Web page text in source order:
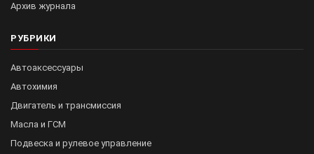
Архив журнала
РУБРИКИ
Автоаксессуары
Автохимия
Двигатель и трансмиссия
Масла и ГСМ
Подвеска и рулевое управление